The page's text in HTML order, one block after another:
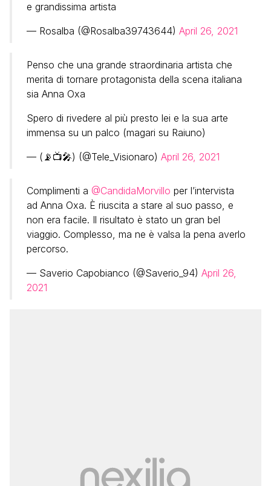
e grandissima artista
— Rosalba (@Rosalba39743644) April 26, 2021
Penso che una grande straordinaria artista che
merita di tornare protagonista della scena italiana
sia Anna Oxa
Spero di rivedere al più presto lei e la sua arte
immensa su un palco (magari su Raiuno)
— (📡📺🎤) (@Tele_Visionaro) April 26, 2021
Complimenti a @CandidaMorvillo per l’intervista
ad Anna Oxa. È riuscita a stare al suo passo, e
non era facile. Il risultato è stato un gran bel
viaggio. Complesso, ma ne è valsa la pena averlo
percorso.
— Saverio Capobianco (@Saverio_94) April 26,
2021